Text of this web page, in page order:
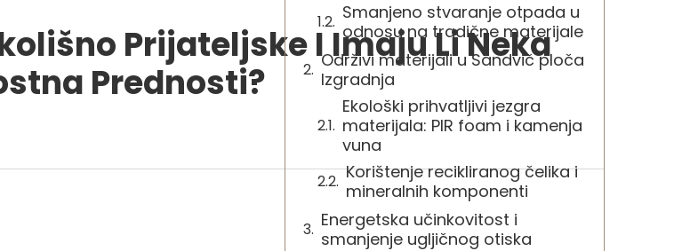
Prijateljske I Imaju Li Neka
Prednosti?
Smanjeno stvaranje otpada u
odnosu na tradične materijale
Održivi materijali u Sandvič ploča
Izgradnja
Ekološki prihvatljivi jezgra
materijala: PIR foam i kamenja
vuna
Korištenje recikliranog čelika i
mineralnih komponenti
Energetska učinkovitost i
smanjenje ugljičnog otiska